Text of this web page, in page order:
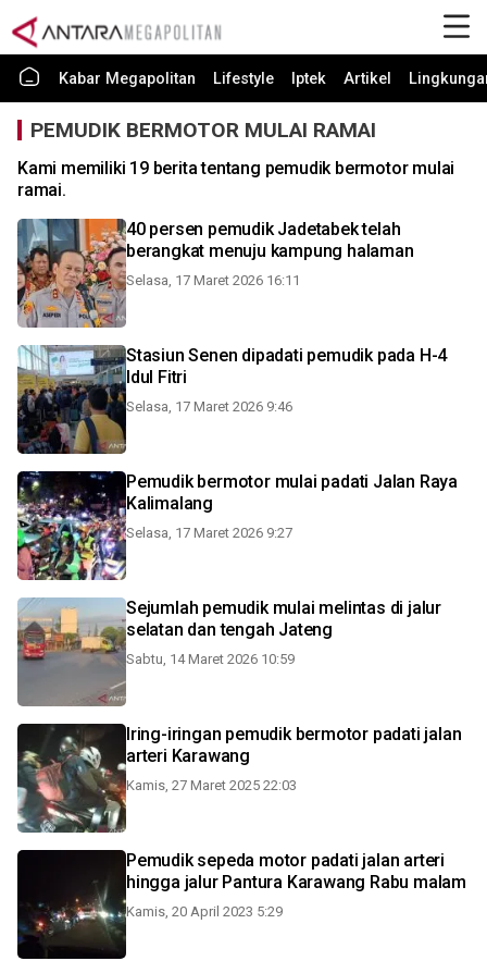
Kabar Megapolitan Lifestyle Iptek Artikel
PEMUDIK BERMOTOR MULAI RAMAI
Kami memiliki 19 berita tentang pemudik bermotor mulai
ramai.
40 persen pemudik Jadetabek telah
berangkat menuju kampung halaman
Selasa, 17 Maret 2026 16:11
Stasiun Senen dipadati pemudik pada H-4
Idul Fitri
Selasa, 17 Maret 2026 9:46
Pemudik bermotor mulai padati Jalan Raya
Kalimalang
Selasa, 17 Maret 2026 9:27
Sejumlah pemudik mulai melintas di jalur
selatan dan tengah Jateng
Sabtu, 14 Maret 2026 10:59
Iring-iringan pemudik bermotor padati jalan
arteri Karawang
Kamis, 27 Maret 2025 22:03
Pemudik sepeda motor padati jalan arteri
hingga jalur Pantura Karawang Rabu malam
Kamis, 20 April 2023 5:29